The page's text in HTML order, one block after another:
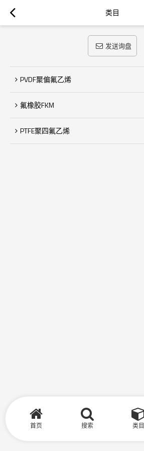
类目
发送询盘
PVDF聚偏氟乙烯
氟橡胶FKM
PTFE聚四氟乙烯
首页 搜索 类目